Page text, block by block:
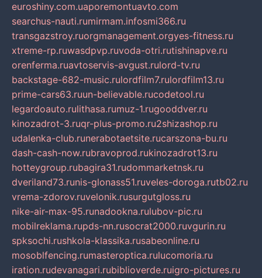
euroshiny.com.uaporemontuavto.com
searchus-nauti.rumirmam.infosmi366.ru
transgazstroy.ruorgmanagement.orgyes-fitness.ru
xtreme-rp.ruwasdpvp.ruvoda-otri.rutishinapve.ru
orenferma.ruavtoservis-avgust.rulord-tv.ru
backstage-682-music.rulordfilm7.rulordfilm13.ru
prime-cars63.ruun-believable.rucodetool.ru
legardoauto.rulithasa.rumuz-1.rugooddver.ru
kinozadrot-3.ruqr-plus-promo.ru2shizashop.ru
udalenka-club.runerabotaetsite.rucarszona-bu.ru
dash-cash-now.rubravoprod.rukinozadrot13.ru
hotteygroup.rubagira31.rudommarketnsk.ru
dveriland73.runis-glonass51.ruveles-doroga.rutb02.ru
vrema-zdorov.ruvelonik.rusurgutgloss.ru
nike-air-max-95.runadookna.rulubov-pic.ru
mobilreklama.rupds-nn.rusocrat2000.ruvgurin.ru
spksochi.rushkola-klassika.rusabeonline.ru
mosoblfencing.rumasteroptica.rulucomoria.ru
iration.rudevanagari.rubiblioverde.ruigro-pictures.ru